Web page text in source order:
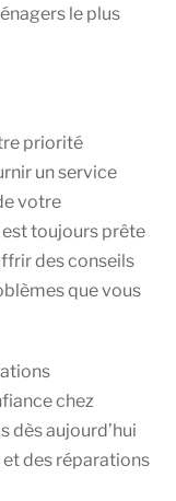
le plus
priorité
un service
votre
toujours prête
des conseils
que vous
chez
dès aujourd’hui
des réparations